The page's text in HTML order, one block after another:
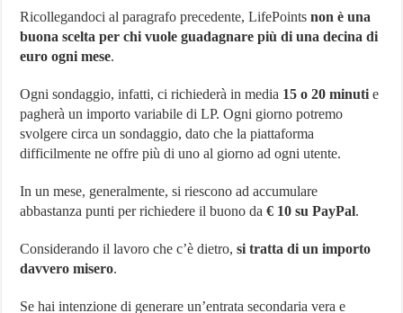
Ricollegandoci al paragrafo precedente, LifePointsnon è una
buona scelta per chi vuole guadagnare più di una decina di
euro ogni mese.
Ogni sondaggio, infatti, ci richiederà in media 15 o 20 minuti e
pagherà un importo variabile di LP. Ogni giorno potremo
svolgere circa un sondaggio, dato che la piattaforma
difficilmente ne offre più di uno al giorno ad ogni utente.
In un mese, generalmente, si riescono ad accumulare
abbastanza punti per richiedere il buono da€ 10 su PayPal.
Considerando il lavoro che c’è dietro,si tratta di un importo
davvero misero.
Se hai intenzione di generare un’entrata secondaria vera e